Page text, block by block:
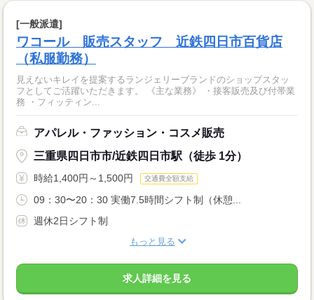
[一般派遣]
ワコール 販売スタッフ 近鉄四日市百貨店
（私服勤務）
見えないキレイを提案するランジェリーブランドのショップスタッ
フとしてご活躍いただきます。 《主な業務》 ・接客販売及び付帯業
務 ・フィッティン...
アパレル・ファッション・コスメ販売
三重県四日市市/近鉄四日市駅（徒歩 1分）
時給1,400円～1,500円 交通費全額支給
09：30〜20：30 実働7.5時間シフト制（休憩...
週休2日シフト制
もっと見る
求人詳細を見る